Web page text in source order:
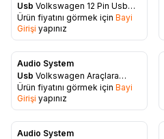
Favorilere Ekle
Usb Volkswagen 12 Pin Usb
Aux Aparatı
Ürün fiyatını görmek için Bayi
Girişi yapınız
Favorilere Ekle
Audio System
Usb Volkswagen Araçlara
Uyumlu Orjinal Soketlı Aux
Kablosu
Ürün fiyatını görmek için Bayi
Girişi yapınız
Audio System